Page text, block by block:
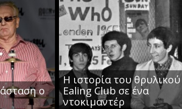
ο
Η ιστορία του θρυλικού
Ealing Club σε ένα
ντοκιμαντέρ